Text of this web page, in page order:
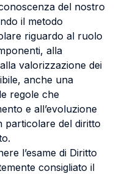
del nostro
il metodo
riguardo al ruolo
alla
valorizzazione dei
anche una
regole che
e all’evoluzione
particolare del diritto
l’esame di Diritto
consigliato il